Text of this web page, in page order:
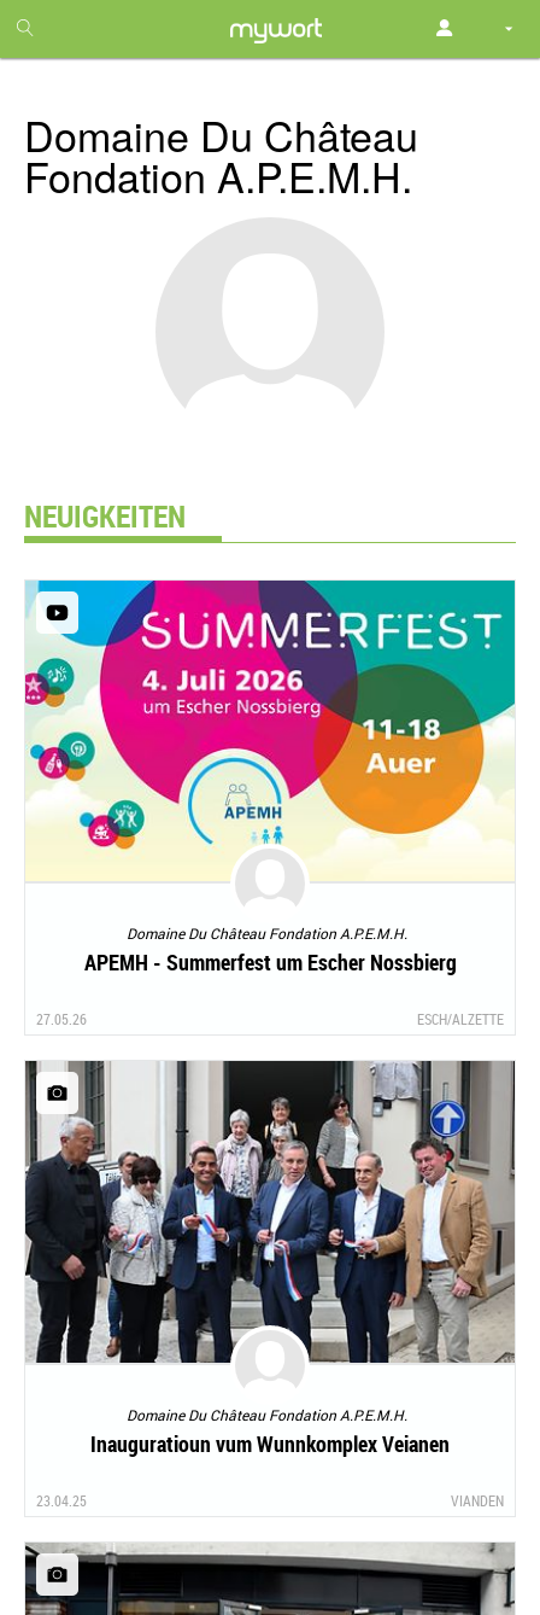
month
free
Domaine Du Château
Fondation A.P.E.M.H.
NEUIGKEITEN
Domaine Du Château Fondation A.P.E.M.H.
APEMH - Summerfest um Escher Nossbierg
27.05.26 ESCH/ALZETTE
Domaine Du Château Fondation A.P.E.M.H.
Inauguratioun vum Wunnkomplex Veianen
23.04.25 VIANDEN